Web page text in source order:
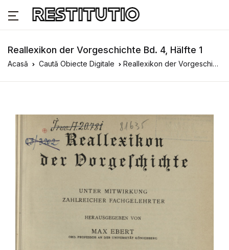
Reallexikon der Vorgeschichte Bd. 4, Hälfte 1
Acasă Caută Obiecte Digitale Reallexikon der Vorgeschichte Bd. 4, Hälfte 1